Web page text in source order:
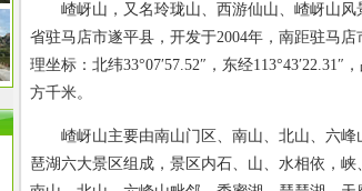
嵖岈山，又名玲珑山、西游仙山、嵖岈山风
省驻马店市遂平县，开发于2004年，南距驻马店
理坐标：北纬33°07′57.52″，东经113°43′22.31″
方千米。
嵖岈山主要由南山门区、南山、北山、六峰
琶湖六大景区组成，景区内石、山、水相依，峡